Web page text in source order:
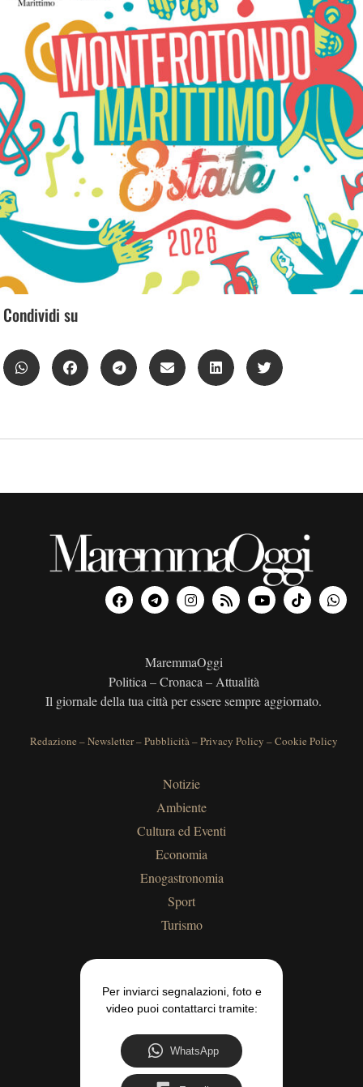
Condividi su
MaremmaOggi
Politica – Cronaca – Attualità
Il giornale della tua città per essere sempre aggiornato.
Redazione –Newsletter–Pubblicità–Privacy Policy –Cookie Policy
Notizie
Ambiente
Cultura ed Eventi
Economia
Enogastronomia
Sport
Turismo
Per inviarci segnalazioni, foto e
video puoi contattarci tramite:
WhatsApp